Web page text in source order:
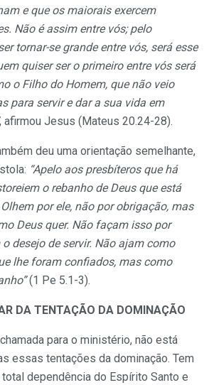
e que os maiorais exercem
Não é assim entre vós; pelo
tornar-se grande entre vós, será esse
quiser ser o primeiro entre vós será
o Filho do Homem, que não veio
para servir e dar a sua vida em
, afirmou Jesus (Mateus 20.24-28).
deu uma orientação semelhante,
“Apelo aos presbíteros que há
o rebanho de Deus que está
por ele, não por obrigação, mas
Deus quer. Não façam isso por
desejo de servir. Não ajam como
lhe foram confiados, mas como
(1 Pe 5.1-3).
DA TENTAÇÃO DA DOMINAÇÃO
para o ministério, não está
essas tentações da dominação. Tem
total dependência do Espírito Santo e